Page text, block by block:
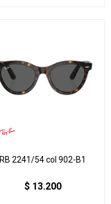
RB 2241/54 col 902-B1
$ 13.200